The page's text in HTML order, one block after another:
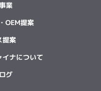
業
OEM提案
提案
ナについて
グ